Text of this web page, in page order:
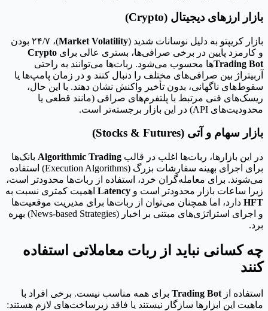
بازار ارزهای دیجیتال (Crypto)
بازار کریپتو به دلیل نوسانات شدید (Market Volatility
)، ۲۴/۷ بودن
و کارمزد پایین در برخی صرافی‌ها، بستری عالی برای Crypto
Trading Botها محسوب می‌شود. ربات‌ها می‌توانند به راحتی
آربیتراژ بین صرافی‌های مختلف را دنبال کنند و در زمان پامپ‌ها یا
سقوط‌های ناگهانی، بدون تأخیر واکنش نشان دهند. با این حال،
ریسک‌های فنی مرتبط با پلتفرم‌های صرافی (مانند قطعی یا
محدودیت‌های API) در این بازار برجسته‌تر است.
بازار سهام و آتی (Stocks & Futures)
در این بازارها، ربات‌ها اغلب در قالب Algorithmic Trading بانک‌ها
برای اجرای بهینه سفارشات بزرگ (Execution Algorithms) استفاده
می‌شوند. برای معامله‌گران خرد، استفاده از ربات‌ها محدودتر است،
زیرا ساعات بازار محدودتر است و Latency اهمیت کمتری نسبت به
HFT دارد، اما همچنان می‌توان از ربات‌ها برای مدیریت موقعیت‌ها
و اجرای استراتژی‌های مبتنی بر اخبار (News-based Strategies) بهره
برد.
چه کسانی نباید از ربات معاملاتی استفاده
کنند
استفاده از Trading Bot برای همه مناسب نیست. برخی افراد با
ماهیت این ابزارها سازگار نیستند یا فاقد زیرساخت‌های لازم هستند: